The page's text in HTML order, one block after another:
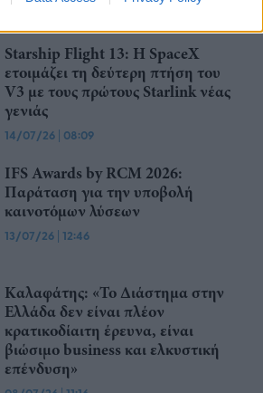
Starship Flight 13: Η SpaceX
ετοιμάζει τη δεύτερη πτήση του
V3 με τους πρώτους Starlink νέας
γενιάς
14/07/26 | 08:09
IFS Awards by RCM 2026:
Παράταση για την υποβολή
καινοτόμων λύσεων
13/07/26 | 12:46
Καλαφάτης: «Το Διάστημα στην
Ελλάδα δεν είναι πλέον
κρατικοδίαιτη έρευνα, είναι
βιώσιμο business και ελκυστική
επένδυση»